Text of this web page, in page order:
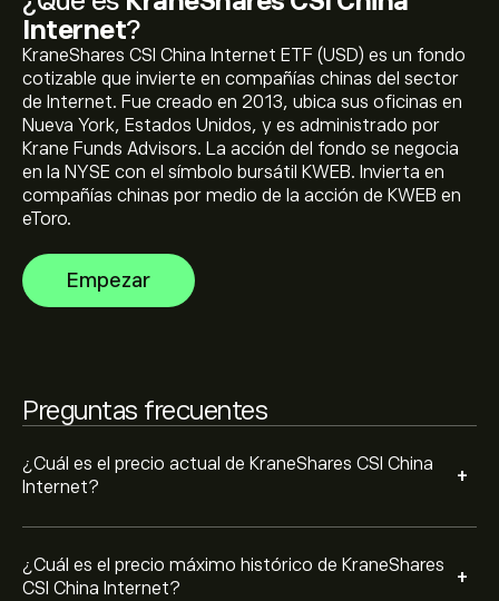
Internet?
KraneShares CSI China Internet ETF (USD) es un fondo
cotizable que invierte en compañías chinas del sector
de Internet. Fue creado en 2013, ubica sus oficinas en
Nueva York, Estados Unidos, y es administrado por
Krane Funds Advisors. La acción del fondo se negocia
en la NYSE con el símbolo bursátil KWEB. Invierta en
compañías chinas por medio de la acción de KWEB en
eToro.
Empezar
Preguntas frecuentes
¿Cuál es el precio actual de KraneShares CSI China
Internet?
+
El precio actual de KWEB es de 28.66‎$‎
¿Cuál es el precio máximo histórico de KraneShares
CSI China Internet?
+
El precio máximo histórico de KraneShares CSI China
Internet alcanza los 104.82‎$‎
Selecciona el intervalo de tiempo «1D» o «1S» en el
movimientos históricos de precios de KraneShares CSI
China Internet. Durante el último año, el precio de
KraneShares CSI China Internet ha oscilado entre
Para comprar KraneShares CSI China Internet, visita la
opción de abrir una orden para comprar KraneShares
CSI China Internet a un precio específico en el futuro.